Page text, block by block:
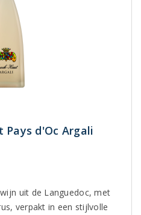
Pays d'Oc Argali
uit de Languedoc, met
verpakt in een stijlvolle